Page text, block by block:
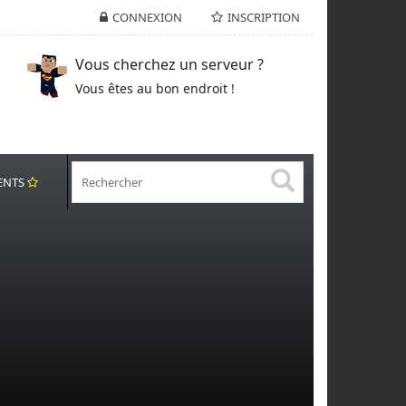
CONNEXION INSCRIPTION
Vous cherchez un serveur ?
Vous êtes au bon endroit !